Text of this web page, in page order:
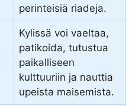
perinteisiä riadeja.
Kylissä voi vaeltaa,
patikoida, tutustua
paikalliseen
kulttuuriin ja nauttia
upeista maisemista.